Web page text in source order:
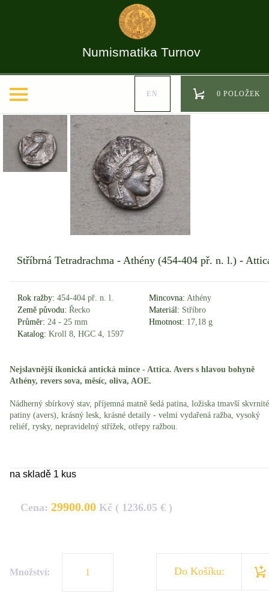
Numismatika Turnov
EN 0 POLOŽEK
Stříbrná Tetradrachma - Athény (454-404 př. n. l.) -
Rok ražby: 454-404 př. n. l. Mincovna: Athény
Země původu: Řecko Materiál: Stříbro
Průměr: 24 - 25 mm Hmotnost: 17,18 g
Katalog: Kroll 8, HGC 4, 1597
Nejslavnější ikonická antická mince - Attica. Avers s hlavou bohyně
Athény, revers sova, měsíc, oliva, AOE.
Nádherný sbírkový stav, příjemná matně šedá patina, ložiska tmavší skvrnité
patiny (avers), krásný lesk, krásné detaily - velmi vydařená ražba, vysoký
reliéf, rysky, nepravidelný střížek, otřepy ražbou.
na skladě 1 kus
Cena: 29900.00 Kč ( 1236.05 € )
Množství: Do Košíku: